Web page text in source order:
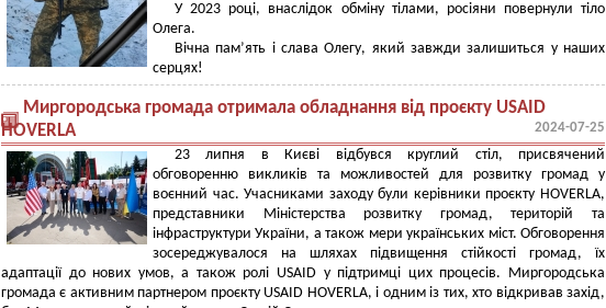
У 2023 році, внаслідок обміну тілами, росіяни повернули тіло
Олега.
Вічна пам’ять і слава Олегу, який завжди залишиться у наших
серцях!
Миргородська громада отримала обладнання від проєкту USAID
HOVERLA
2024-07-25
23 липня в Києві відбувся круглий стіл, присвячений
обговоренню викликів та можливостей для розвитку громад у
воєнний час. Учасниками заходу були керівники проєкту HOVERLA,
представники Міністерства розвитку громад, територій та
інфраструктури України, а також мери українських міст. Обговорення
зосереджувалося на шляхах підвищення стійкості громад, їх
адаптації до нових умов, а також ролі USAID у підтримці цих процесів. Миргородська
громада є активним партнером проєкту USAID HOVERLA, і одним із тих, хто відкривав захід,